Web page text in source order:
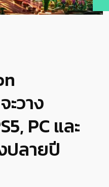
วาง
PC และ
ปลายปี